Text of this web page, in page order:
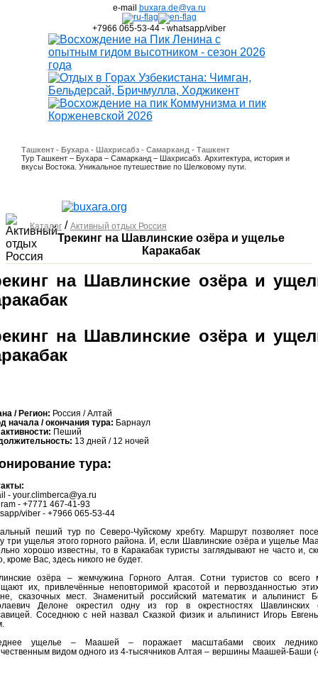
e-mail buxara.de@ya.ru
+7966 065-53-44 - whatsapp/viber
Ташкент - Бухара - Шахрисабз - Самарканд - Ташкент
Тур Ташкент – Бухара – Самарканд – Шахрисабз. Архитектура, история и
вкусы Востока. Уникальное путешествие по Шелковому пути.
Каталог / Активный отдых Россия
Трекинг на Шавлинские озёра и ущелье
Каракабак
на Шавлинские озёра и
на Шавлинские озёра и
/ Регион: Россия / Алтай
начала / окончания тура: Барнаул
Пеший
13 дней / 12 ночей
тура:
- your.climberca@ya.ru
- +7771 467-41-93
viber - +7966 065-53-44
пеший тур по Северо-Чуйскому хребту. Маршрут позволяет
три ущелья этого горного района. И, если Шавлинские озёра и ущелье
хорошо известны, то в Каракабак туристы заглядывают не часто и,
кроме Вас, здесь никого не будет.
озёра – жемчужина Горного Алтая. Сотни туристов со всего
их, привлечённые неповторимой красотой и первозданностью
сказочных мест. Знаменитый российский математик и альпинист
Делоне окрестил одну из гор в окрестностях Шавлинских
Соседнюю с ней назвал Сказкой физик и альпинист Игорь
ущелье – Маашей – поражает масштабами своих
видом одного из 4-тысячников Алтая – вершины Маашей-Баши